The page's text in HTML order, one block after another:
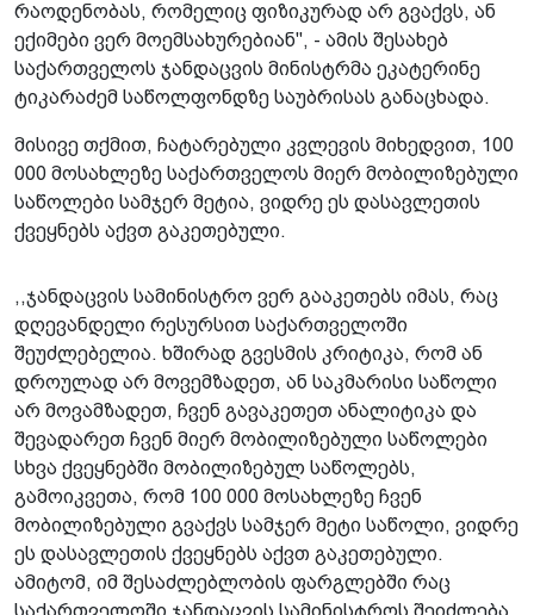
რაოდენობას, რომელიც ფიზიკურად არ გვაქვს, ან
ექიმები ვერ მოემსახურებიან", - ამის შესახებ
საქართველოს ჯანდაცვის მინისტრმა ეკატერინე
ტიკარაძემ საწოლფონდზე საუბრისას განაცხადა.
მისივე თქმით, ჩატარებული კვლევის მიხედვით, 100
000 მოსახლეზე საქართველოს მიერ მობილიზებული
საწოლები სამჯერ მეტია, ვიდრე ეს დასავლეთის
ქვეყნებს აქვთ გაკეთებული.
,,ჯანდაცვის სამინისტრო ვერ გააკეთებს იმას, რაც
დღევანდელი რესურსით საქართველოში
შეუძლებელია. ხშირად გვესმის კრიტიკა, რომ ან
დროულად არ მოვემზადეთ, ან საკმარისი საწოლი
არ მოვამზადეთ, ჩვენ გავაკეთეთ ანალიტიკა და
შევადარეთ ჩვენ მიერ მობილიზებული საწოლები
სხვა ქვეყნებში მობილიზებულ საწოლებს,
გამოიკვეთა, რომ 100 000 მოსახლეზე ჩვენ
მობილიზებული გვაქვს სამჯერ მეტი საწოლი, ვიდრე
ეს დასავლეთის ქვეყნებს აქვთ გაკეთებული.
ამიტომ, იმ შესაძლებლობის ფარგლებში რაც
საქართველოში ჯანდაცვის სამინისტროს შეიძლება